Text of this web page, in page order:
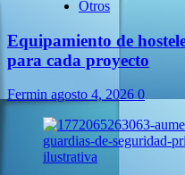
Otros
Equipamiento de
para cada proyecto
Fermin agosto 4, 2026 0